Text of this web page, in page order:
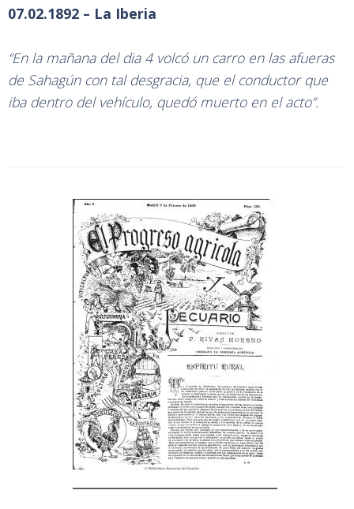
07.02.1892 – La Iberia
“En la mañana del dia 4 volcó un carro en las afueras
de Sahagún con tal desgracia, que el conductor que
iba dentro del vehículo, quedó muerto en el acto”.